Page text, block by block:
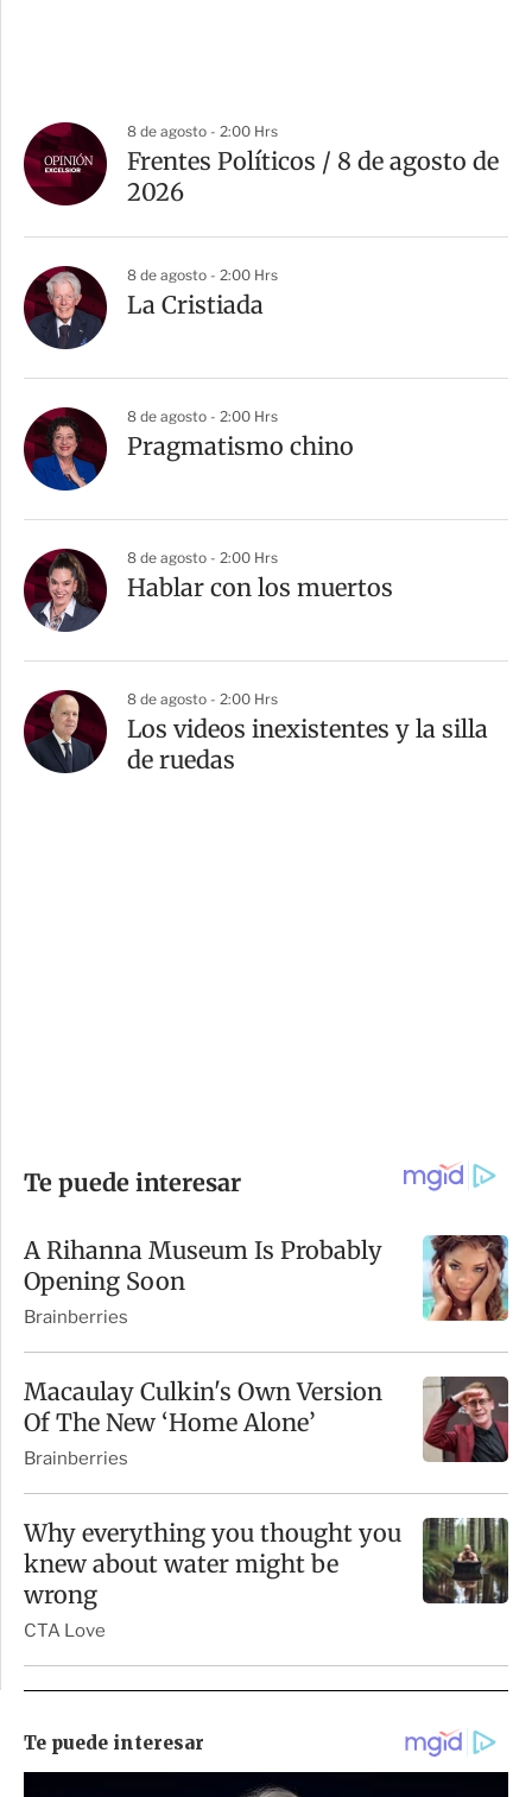
8 de agosto - 2:00 Hrs
Frentes Políticos / 8 de agosto de
2026
8 de agosto - 2:00 Hrs
La Cristiada
8 de agosto - 2:00 Hrs
Pragmatismo chino
8 de agosto - 2:00 Hrs
Hablar con los muertos
8 de agosto - 2:00 Hrs
Los videos inexistentes y la silla
de ruedas